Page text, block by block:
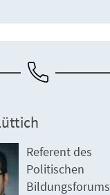
Referent des
Politischen
Bildungsforums